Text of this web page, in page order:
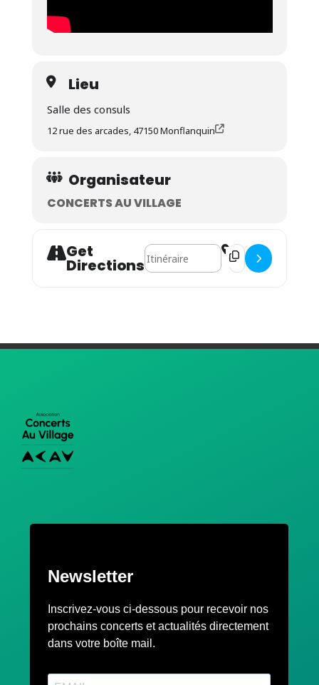
Lieu
Salle des consuls
12 rue des arcades, 47150 Monflanquin
Organisateur
CONCERTS AU VILLAGE
Get
Directions
Address - Nicolas Saez Sextet []
Destination